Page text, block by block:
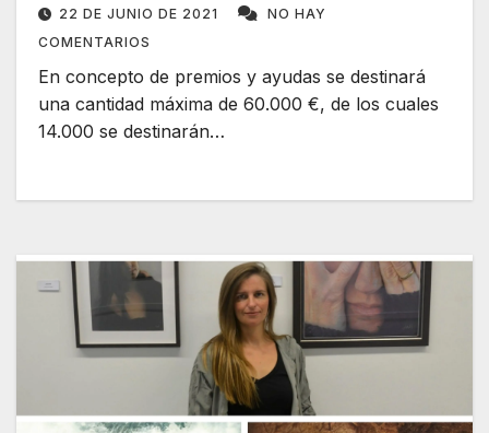
22 DE JUNIO DE 2021
NO HAY
COMENTARIOS
En concepto de premios y ayudas se destinará
una cantidad máxima de 60.000 €, de los cuales
14.000 se destinarán…